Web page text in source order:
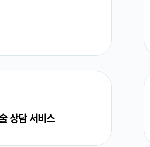
상담 서비스